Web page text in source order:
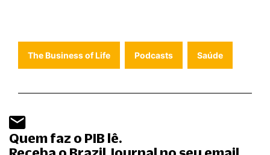
The Business of Life Podcasts Saúde
Quem faz o PIB lê.